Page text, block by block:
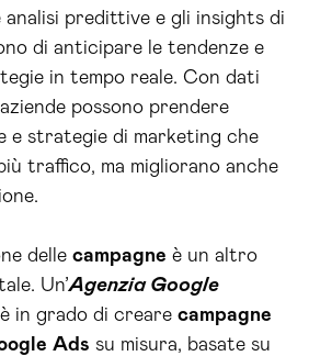
predittive e gli insights di
di anticipare le tendenze e
in tempo reale. Con dati
possono prendere
e strategie di marketing che
traffico, ma migliorano anche
delle campagne è un altro
Un’Agenzia Google
in grado di creare campagne
Ads su misura, basate su